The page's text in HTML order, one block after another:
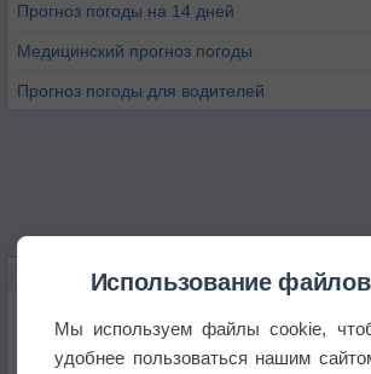
Прогноз погоды на 14 дней
Медицинский прогноз погоды
Прогноз погоды для водителей
НОВОЕ О ПОГОДЕ
Использование
Мы используем файлы cookie,
удобнее пользоваться нашим